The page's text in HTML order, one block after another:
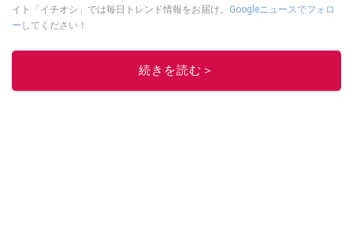
イト「イチオシ」では毎日トレンド情報をお届け。 Googleニュースでフォロ
ー してください！
このイチオシストの他の記事を読む
続きを読む＞